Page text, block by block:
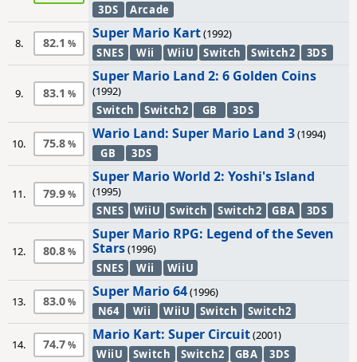
3DS
Arcade
8. 82.1
Super Mario Kart(1992)
SNES
Wii WiiU Switch Switch2 3DS
9. 83.1
Super Mario Land 2: 6 Golden Coins
(1992)
Switch
Switch2 GB 3DS
10. 75.8
Wario Land: Super Mario Land 3(1994)
GB
3DS
11. 79.9
Super Mario World 2: Yoshi's Island
(1995)
SNES
WiiU Switch Switch2 GBA 3DS
12. 80.8
Super Mario RPG: Legend of the Seven
Stars(1996)
SNES
Wii WiiU
13. 83.0
Super Mario 64(1996)
N64
Wii WiiU Switch Switch2
14. 74.7
Mario Kart: Super Circuit(2001)
WiiU
Switch Switch2 GBA 3DS